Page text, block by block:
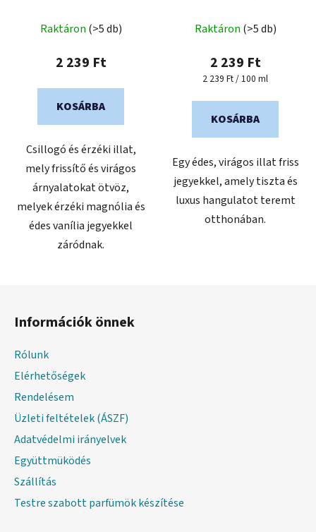
termék
átlagos
5-
ből
csillag.
Raktáron (>5 db)
2 239 Ft
KOSÁRBA
Csillogó és érzéki illat,
mely frissítő és virágos
árnyalatokat ötvöz,
melyek érzéki magnólia és
édes vanília jegyekkel
záródnak.
Raktáron (>5 db)
2 239 Ft
Egységár:
2 239 Ft / 100 ml
KOSÁRBA
Egy édes, virágos illat friss
jegyekkel, amely tiszta és
luxus hangulatot teremt
otthonában.
Információk önnek
Rólunk
Elérhetőségek
Rendelésem
Üzleti feltételek (ÁSZF)
Adatvédelmi irányelvek
Együttmüködés
Szállítás
Testre szabott parfümök készítése